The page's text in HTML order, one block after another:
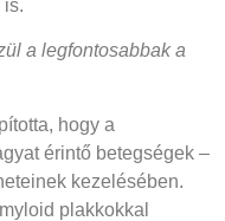
is.
a legfontosabbak a
hogy a
érintő betegségek –
kezelésében.
plakkokkal